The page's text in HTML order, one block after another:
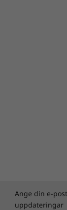
Ange din e-
uppdateringar